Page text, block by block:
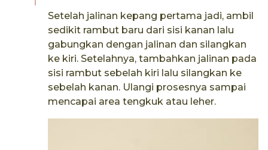
Setelah jalinan kepang pertama jadi, ambil
sedikit rambut baru dari sisi kanan lalu
gabungkan dengan jalinan dan silangkan
ke kiri. Setelahnya, tambahkan jalinan pada
sisi rambut sebelah kiri lalu silangkan ke
sebelah kanan. Ulangi prosesnya sampai
mencapai area tengkuk atau leher.